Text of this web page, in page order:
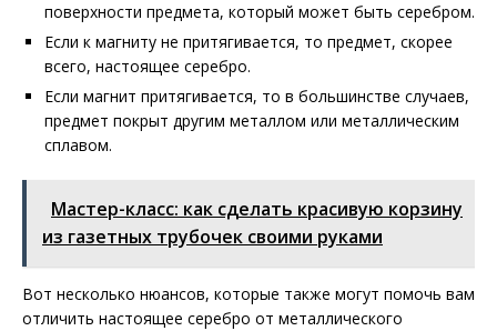
поверхности предмета, который может быть серебром.
Если к магниту не притягивается, то предмет, скорее
всего, настоящее серебро.
Если магнит притягивается, то в большинстве случаев,
предмет покрыт другим металлом или металлическим
сплавом.
Мастер-класс: как сделать красивую корзину
из газетных трубочек своими руками
Вот несколько нюансов, которые также могут помочь вам
отличить настоящее серебро от металлического